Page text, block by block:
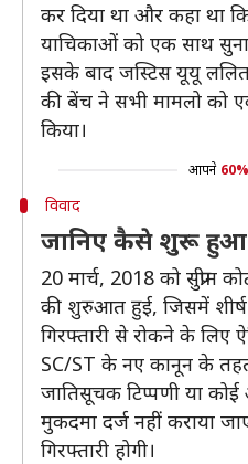
कर दिया था और कहा था
याचिकाओं को एक साथ
इसके बाद जस्टिस यूयू
की बेंच ने सभी मामलो को
किया।
आपने 60%
विवाद
जानिए कैसे शुरू हुआ
20 मार्च, 2018 को सुप्रीम
की शुरुआत हुई, जिसमें शीर्ष
गिरफ्तारी से रोकने के लिए
SC/ST के नए कानून के
जातिसूचक टिप्पणी या
मुकदमा दर्ज नहीं कराया
गिरफ्तारी होगी।